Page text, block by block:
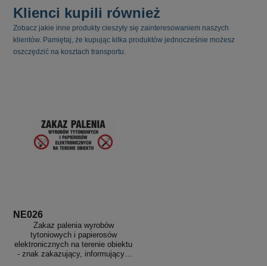
Klienci kupili również
Zobacz jakie inne produkty cieszyły się zainteresowaniem naszych
klientów. Pamiętaj, że kupując kilka produktów jednocześnie możesz
oszczędzić na kosztach transportu.
NE026
Zakaz palenia wyrobów
tytoniowych i papierosów
elektronicznych na terenie obiektu
- znak zakazujący, informujący -